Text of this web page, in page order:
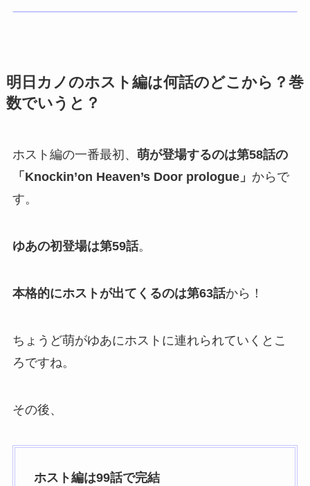
明日カノのホスト編は何話のどこから？巻
数でいうと？
ホスト編の一番最初、 萌が登場するのは第58話の
「Knockin’on Heaven’s Door prologue」 からで
す。
ゆあの初登場は第59話。
本格的にホストが出てくるのは第63話から！
ちょうど萌がゆあにホストに連れられていくとこ
ろですね。
その後、
ホスト編は99話で完結